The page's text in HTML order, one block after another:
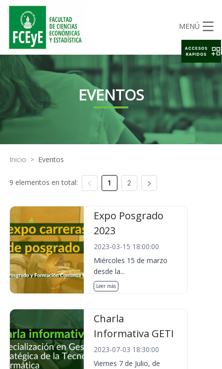
MENÚ
EVENTOS
Inicio > Eventos
9 elementos en total: 1 2
Expo Posgrado
2023
2023-03-15 18:00:00
Miércoles 15 de marzo
desde la...
Leer más
Charla
Informativa GETI
2023-07-03 18:30:00
Viernes 7 de Julio, de
ACCESOS
RAPIDOS